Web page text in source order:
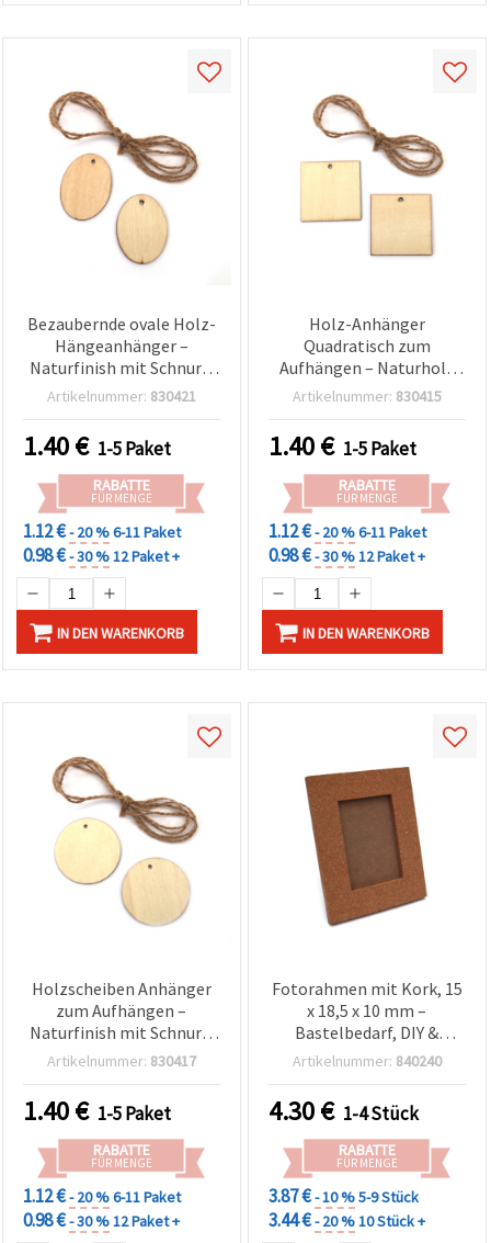
Bezaubernde ovale Holz-
Hängeanhänger –
Naturfinish mit Schnur –
50 x 3 mm, 6er-Set – ideal
Geschenkanhänger &
Deko-Kreationen
Artikelnummer: 830421
1.40€ 1-5 Paket
RABATTE
FÜR MENGE
1.12 €- 20 %6-11 Paket
0.98 €- 30 %12 Paket +
IN DEN WARENKORB
Holz-Anhänger
Quadratisch zum
Aufhängen – Naturholz
mit Schnur – 50 x 3 mm,
Basteln,
Geschenkanhänger &
Deko-Projekte
Artikelnummer: 830415
1.40€ 1-5 Paket
RABATTE
FÜR MENGE
1.12 €- 20 %6-11 Paket
0.98 €- 30 %12 Paket +
IN DEN WARENKORB
Holzscheiben Anhänger
zum Aufhängen –
Naturfinish mit Schnur –
50x3 mm, 6er Pack – ideal
Geschenkanhänger &
Deko-Kreationen
Artikelnummer: 830417
1.40€ 1-5 Paket
RABATTE
FÜR MENGE
1.12 €- 20 %6-11 Paket
0.98 €- 30 %12 Paket +
Fotorahmen mit Kork, 15
x 18,5 x 10 mm –
Bastelbedarf, DIY &
Scrapbooking
Artikelnummer: 840240
4.30€ 1-4 Stück
RABATTE
FÜR MENGE
3.87 €- 10 %5-9 Stück
3.44 €- 20 %10 Stück +